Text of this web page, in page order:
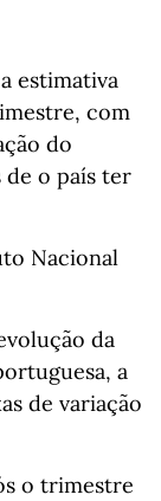
estimativa
com
do
o país ter
Nacional
da
a
de variação
o trimestre